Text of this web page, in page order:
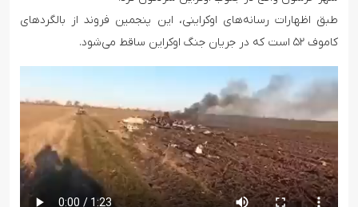
طبق اظهارات رسانه‌های اوکراینی، این پنجمین فروند از بالگردهای
کاموف ۵۲ است که در جریان جنگ اوکراین ساقط می‌شود.